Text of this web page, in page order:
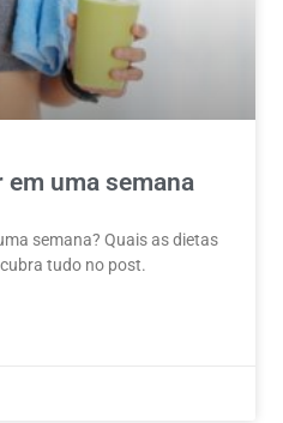
em uma semana
semana? Quais as dietas
tudo no post.